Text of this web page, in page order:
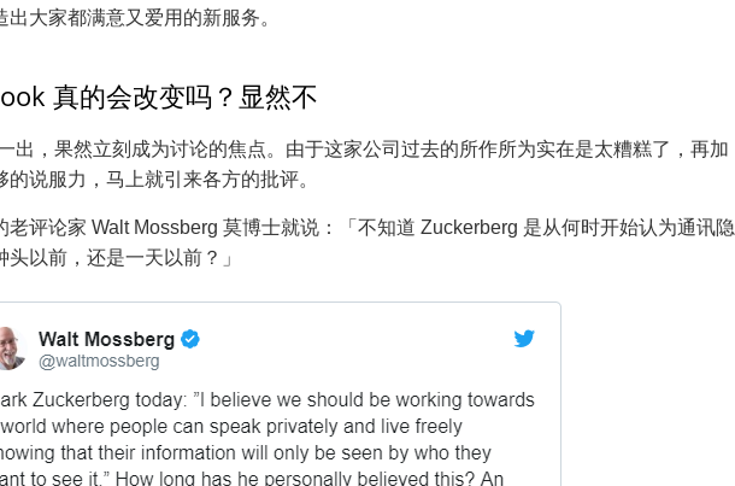
大家都满意又爱用的新服务。
真的会改变吗？显然不
出，果然立刻成为讨论的焦点。由于这家公司过去的所作所为实在是太糟糕了，再加
的说服力，马上就引来各方的批评。
老评论家 Walt Mossberg 莫博士就说：「不知道 Zuckerberg 是从何时开始认为通讯隐
以前，还是一天以前？」